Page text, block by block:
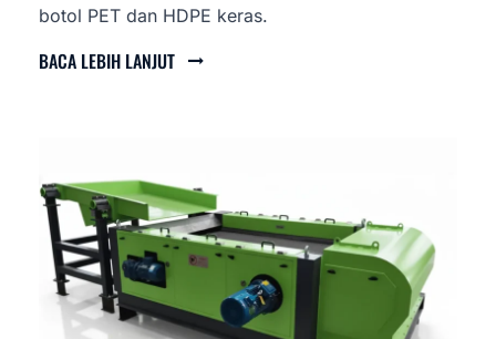
botol PET dan HDPE keras.
BACA LEBIH LANJUT